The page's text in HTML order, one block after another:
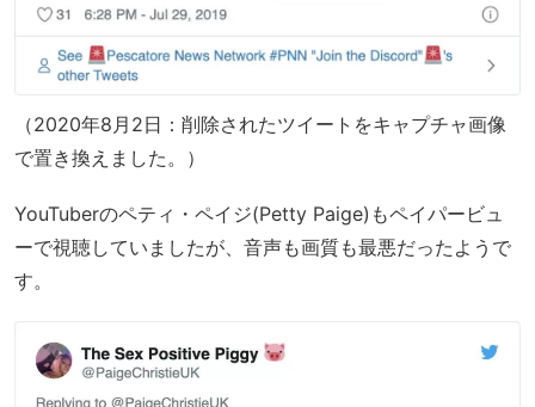
（2020年8月2日：削除されたツイートをキャプチャ画像
で置き換えました。）
YouTuberのペティ・ペイジ(Petty Paige)もペイパービュ
ーで視聴していましたが、音声も画質も最悪だったようで
す。